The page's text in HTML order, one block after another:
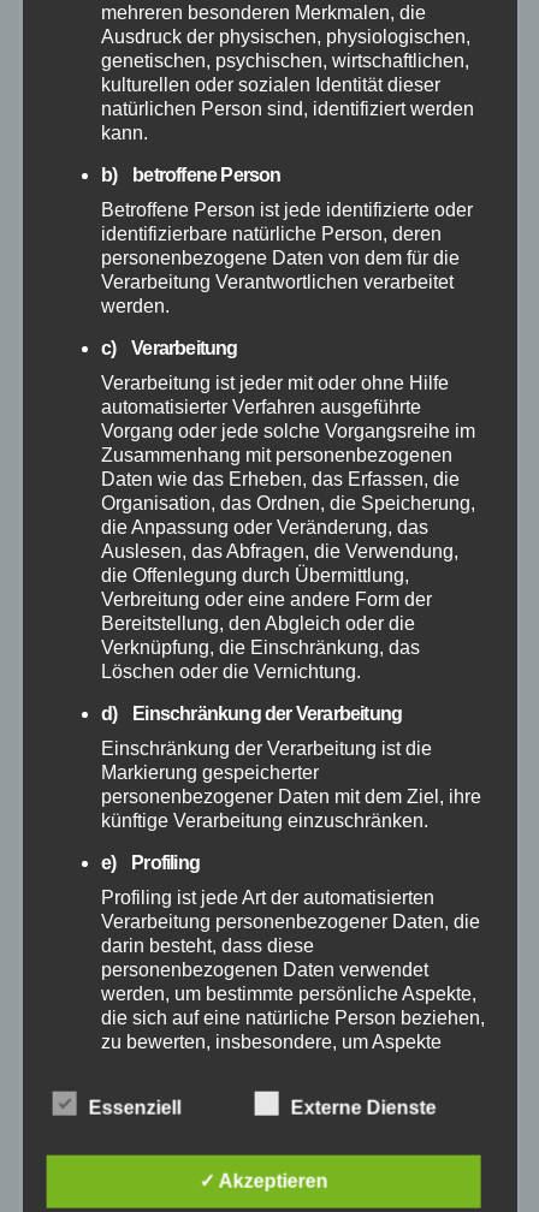
Januar 2026
Dezember 2025
Oktober 2025
September 2025
August 2025
Juli 2025
Juni 2025
Mai 2025
April 2025
März 2025
Februar 2025
Januar 2025
Dezember 2024
November 2024
Oktober 2024
September 2024
August 2024
mehreren besonderen Merkmalen, die
Ausdruck der physischen, physiologischen,
genetischen, psychischen, wirtschaftlichen,
kulturellen oder sozialen Identität dieser
natürlichen Person sind, identifiziert werden
kann.
b) betroffene Person
Betroffene Person ist jede identifizierte oder
identifizierbare natürliche Person, deren
personenbezogene Daten von dem für die
Verarbeitung Verantwortlichen verarbeitet
werden.
c) Verarbeitung
Verarbeitung ist jeder mit oder ohne Hilfe
automatisierter Verfahren ausgeführte
Vorgang oder jede solche Vorgangsreihe im
Zusammenhang mit personenbezogenen
Daten wie das Erheben, das Erfassen, die
Organisation, das Ordnen, die Speicherung,
die Anpassung oder Veränderung, das
Auslesen, das Abfragen, die Verwendung,
die Offenlegung durch Übermittlung,
Verbreitung oder eine andere Form der
Bereitstellung, den Abgleich oder die
Verknüpfung, die Einschränkung, das
Löschen oder die Vernichtung.
d) Einschränkung der Verarbeitung
Einschränkung der Verarbeitung ist die
Markierung gespeicherter
personenbezogener Daten mit dem Ziel, ihre
künftige Verarbeitung einzuschränken.
e) Profiling
Profiling ist jede Art der automatisierten
Verarbeitung personenbezogener Daten, die
darin besteht, dass diese
personenbezogenen Daten verwendet
werden, um bestimmte persönliche Aspekte,
die sich auf eine natürliche Person beziehen,
zu bewerten, insbesondere, um Aspekte
Lage, Gesundheit, persönlicher Vorlieben,
Interessen, Zuverlässigkeit, Verhalten,
natürlichen Person zu analysieren oder
vorherzusagen.
Essenziell Externe Dienste
✓ Akzeptieren